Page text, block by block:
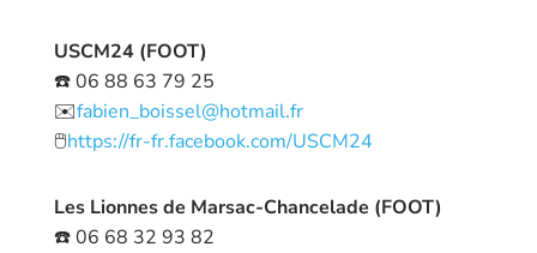
USCM24 (FOOT)
☎️ 06 88 63 79 25
✉️fabien_boissel@hotmail.fr
🖱️https://fr-fr.facebook.com/USCM24
Les Lionnes de Marsac-Chancelade (FOOT)
☎️ 06 68 32 93 82